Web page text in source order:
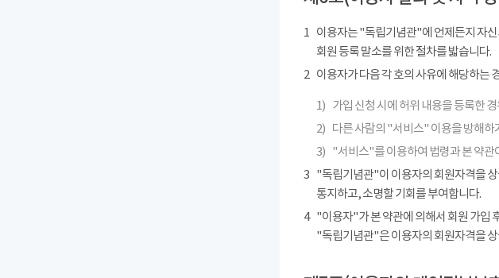
1 이용자는 "독립기념관"에 언제든지 자
회원 등록 말소를 위한 절차를 밟습니다.
2 이용자가 다음 각 호의 사유에 해당하는
1) 가입 신청 시에 허위 내용을 등록한
2) 다른 사람의 "서비스" 이용을 방해하
3) "서비스"를 이용하여 법령과 본 약관
3 "독립기념관"이 이용자의 회원자격을
통지하고, 소명할 기회를 부여합니다.
4
"이용자"가 본 약관에 의해서 회원 가입
"독립기념관"은 이용자의 회원자격을